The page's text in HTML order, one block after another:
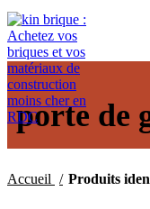
porte de
Accueil Produits